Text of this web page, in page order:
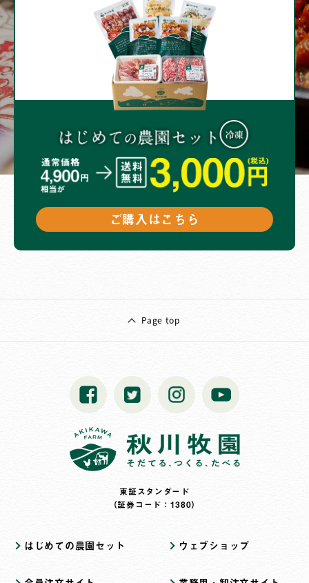
ご購入はこちら
Page top
東証スタンダード
（証券コード：1380）
はじめての農園セット ウェブショップ